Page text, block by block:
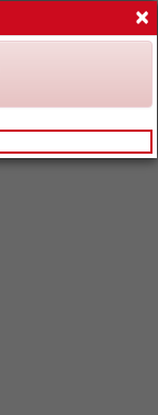
Anmelden
×